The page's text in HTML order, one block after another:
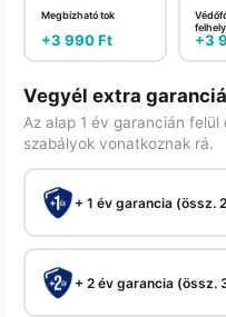
Megbízható tok
+3 990Ft +3
Vegyél extra
Az alap 1 év garancián
szabályok vonatkoznak rá.
+ 1 év garancia (össz.
+ 2 év garancia (össz.